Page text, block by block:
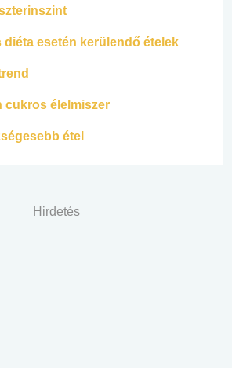
diéta esetén kerülendő ételek
cukros élelmiszer
étel
Hirdetés